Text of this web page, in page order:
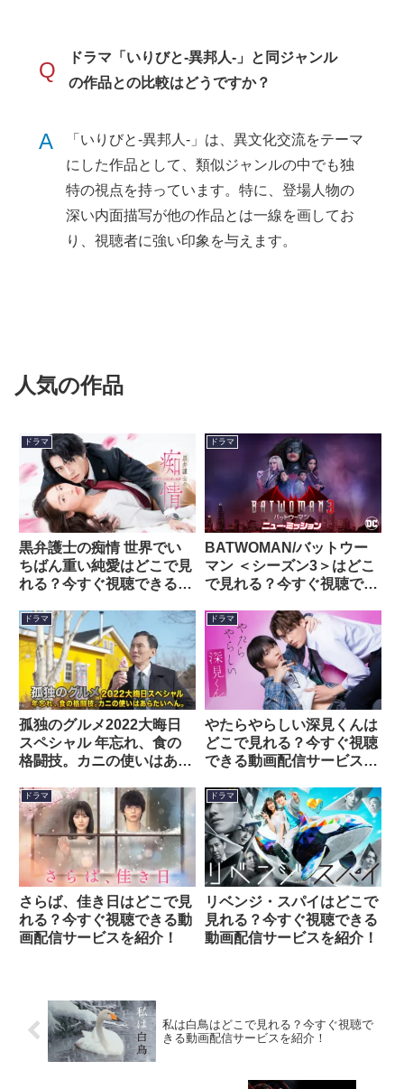
Q
ドラマ「いりびと-異邦人-」と同ジャンル
の作品との比較はどうですか？
A
「いりびと-異邦人-」は、異文化交流をテーマ
にした作品として、類似ジャンルの中でも独
特の視点を持っています。特に、登場人物の
深い内面描写が他の作品とは一線を画してお
り、視聴者に強い印象を与えます。
人気の作品
ドラマ
黒弁護士の痴情 世界でい
ちばん重い純愛はどこで見
れる？今すぐ視聴できる動
ドラマ
BATWOMAN/バットウー
マン ＜シーズン3＞はどこ
で見れる？今すぐ視聴でき
介！
ドラマ
孤独のグルメ2022大晦日
スペシャル 年忘れ、食の
格闘技。カニの使いはあら
る？今すぐ視聴できる動画
配信サービスを紹介！
ドラマ
やたらやらしい深見くんは
どこで見れる？今すぐ視聴
できる動画配信サービスを
ドラマ
さらば、佳き日はどこで見
れる？今すぐ視聴できる動
画配信サービスを紹介！
ドラマ
リベンジ・スパイはどこで
見れる？今すぐ視聴できる
動画配信サービスを紹介！
私は白鳥はどこで見れる？今すぐ視聴で
きる動画配信サービスを紹介！